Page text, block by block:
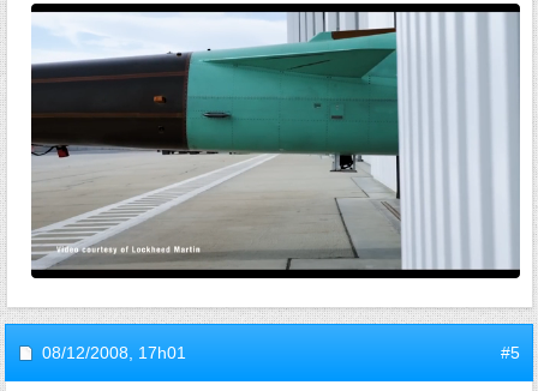
08/12/2008, 17h01 #5